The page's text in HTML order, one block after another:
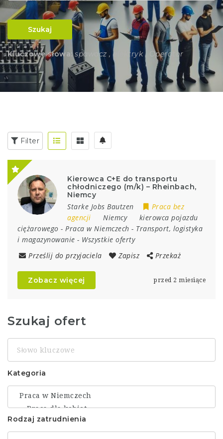
Szukaj
Kluczowe słowa: spawacz , elektryk , Operator
Filter
Kierowca C+E do transportu
chłodniczego (m/k) – Rheinbach,
Niemcy
Starke Jobs Bautzen
Praca bez
agencji
Niemcy
kierowca pojazdu
ciężarowego - Praca w Niemczech - Transport, logistyka
i magazynowanie - Wszystkie oferty
Prześlij do przyjaciela
Zapisz Przekaż
Zobacz więcej przed 2 miesiące
Szukaj ofert
Słowo
kluczowe
Kategoria
Rodzaj zatrudnienia